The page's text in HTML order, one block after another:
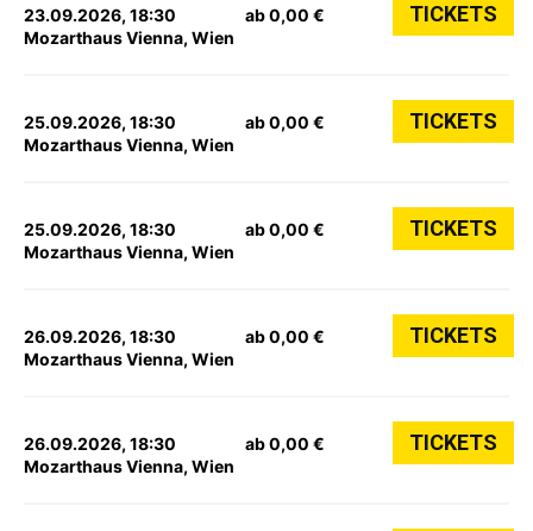
23.09.2026, 18:30
Mozarthaus Vienna, Wien
ab 0,00 € TICKETS
25.09.2026, 18:30
Mozarthaus Vienna, Wien
ab 0,00 € TICKETS
25.09.2026, 18:30
Mozarthaus Vienna, Wien
ab 0,00 € TICKETS
26.09.2026, 18:30
Mozarthaus Vienna, Wien
ab 0,00 € TICKETS
26.09.2026, 18:30
Mozarthaus Vienna, Wien
ab 0,00 € TICKETS